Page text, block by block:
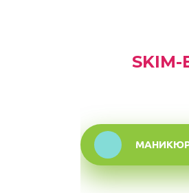
SKIM-